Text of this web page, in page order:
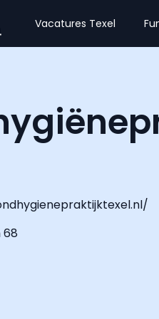
Vacatures Texel
68